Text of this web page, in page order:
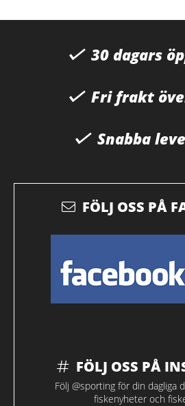
30 dagars
Fri frakt
Snabba
FÖLJ OSS PÅ
FÖLJ OSS PÅ
Följ @sporting för din dagliga
fiskenyheter och